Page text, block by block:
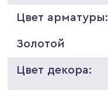
Цвет арматуры:
Золотой
Цвет декора: